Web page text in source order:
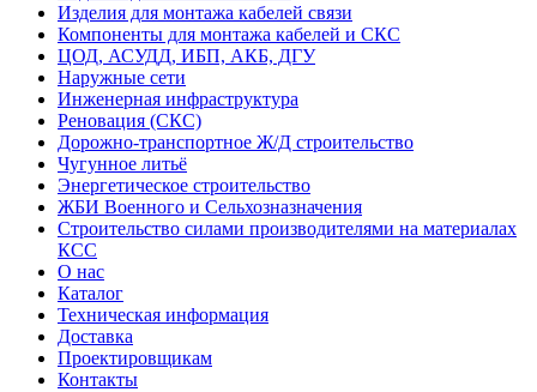
Изделия для монтажа кабелей связи
Компоненты для монтажа кабелей и СКС
ЦОД, АСУДД, ИБП, АКБ, ДГУ
Наружные сети
Инженерная инфраструктура
Реновация (СКС)
Дорожно-транспортное Ж/Д строительство
Чугунное литьё
Энергетическое строительство
ЖБИ Военного и Сельхозназначения
Строительство силами производителями на материалах
КСС
О нас
Каталог
Техническая информация
Доставка
Проектировщикам
Контакты